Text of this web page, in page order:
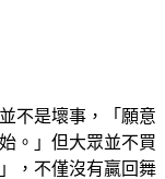
不是壞事，「願意
。」但大眾並不買
，不僅沒有贏回舞